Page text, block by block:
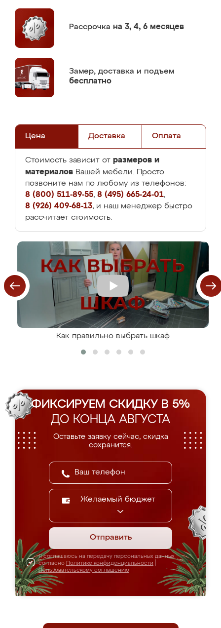
Рассрочка на 3, 4, 6 месяцев
Замер, доставка и подъем
бесплатно
Цена Доставка Оплата
Стоимость зависит от размеров и
материалов Вашей мебели. Просто
позвоните нам по любому из телефонов:
8 (800) 511-89-55, 8 (495) 665-24-01,
8 (926) 409-68-13, и наш менеджер быстро
рассчитает стоимость.
Как правильно выбрать шкаф
ФИКСИРУЕМ СКИДКУ В 5%
ДО КОНЦА АВГУСТА
Оставьте заявку сейчас, скидка
сохранится.
Желаемый бюджет
Отправить
Я соглашаюсь на передачу персональных данных
согласно Политике конфиденциальности
Пользовательскому соглашению